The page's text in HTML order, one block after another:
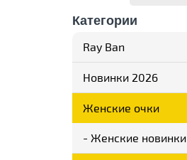
Категории
Ray Ban
Новинки 2026
Женские очки
- Женские новинки